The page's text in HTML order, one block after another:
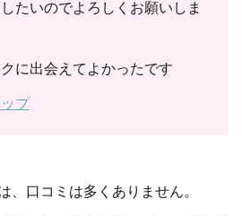
たいのでよろしくお願いしま
に出会えてよかったです
プ
、口コミは多くありません。